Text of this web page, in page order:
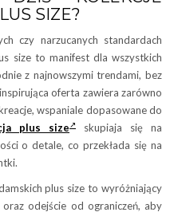
SIZE?
czy narzucanych standardach
size to manifest dla wszystkich
z najnowszymi trendami, bez
oferta zawiera zarówno
wspaniale dopasowane do
plus size
skupiaja się na
o detale, co przekłada się na
plus size to wyróżniający
odejście od ograniczeń, aby